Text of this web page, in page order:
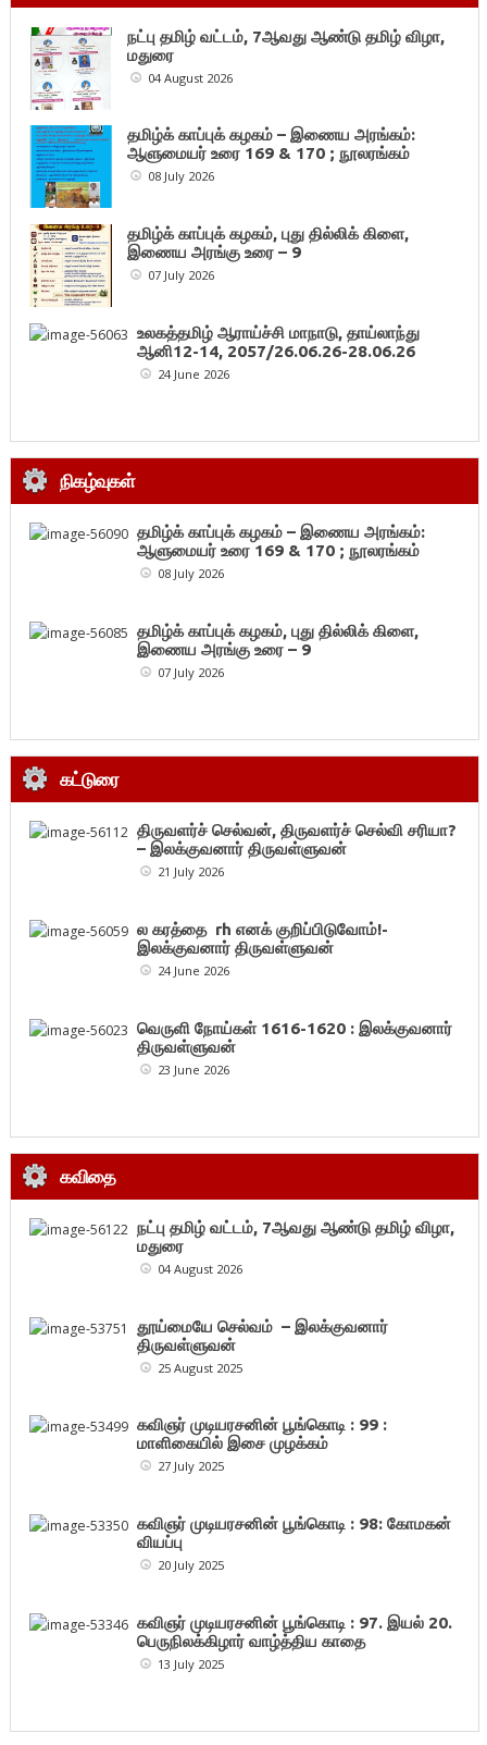
நட்பு தமிழ் வட்டம், 7ஆவது ஆண்டு தமிழ் விழா,
மதுரை
04 August 2026
தமிழ்க் காப்புக் கழகம் – இணைய அரங்கம்:
ஆளுமையர் உரை 169 & 170 ; நூலரங்கம்
08 July 2026
தமிழ்க் காப்புக் கழகம், புது தில்லிக் கிளை,
இணைய அரங்கு உரை – 9
07 July 2026
உலகத்தமிழ் ஆராய்ச்சி மாநாடு, தாய்லாந்து
ஆனி12-14, 2057/26.06.26-28.06.26
24 June 2026
நிகழ்வுகள்
தமிழ்க் காப்புக் கழகம் – இணைய அரங்கம்:
ஆளுமையர் உரை 169 & 170 ; நூலரங்கம்
08 July 2026
தமிழ்க் காப்புக் கழகம், புது தில்லிக் கிளை,
இணைய அரங்கு உரை – 9
07 July 2026
கட்டுரை
திருவளர்ச் செல்வன், திருவளர்ச் செல்வி சரியா?
– இலக்குவனார் திருவள்ளுவன்
21 July 2026
ல கரத்தை rh எனக் குறிப்பிடுவோம்!-
இலக்குவனார் திருவள்ளுவன்
24 June 2026
வெருளி நோய்கள் 1616-1620 : இலக்குவனார்
திருவள்ளுவன்
23 June 2026
கவிதை
நட்பு தமிழ் வட்டம், 7ஆவது ஆண்டு தமிழ் விழா,
மதுரை
04 August 2026
தூய்மையே செல்வம் – இலக்குவனார்
திருவள்ளுவன்
25 August 2025
கவிஞர் முடியரசனின் பூங்கொடி : 99 :
மாளிகையில் இசை முழக்கம்
27 July 2025
கவிஞர் முடியரசனின் பூங்கொடி : 98: கோமகன்
வியப்பு
20 July 2025
கவிஞர் முடியரசனின் பூங்கொடி : 97. இயல் 20.
பெருநிலக்கிழார் வாழ்த்திய காதை
13 July 2025